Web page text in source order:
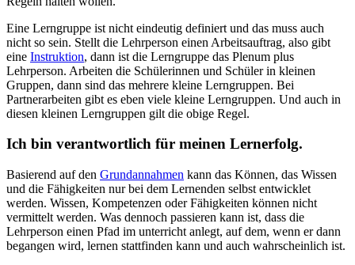
Eine Lerngruppe ist nicht eindeutig definiert und das muss auch
nicht so sein. Stellt die Lehrperson einen Arbeitsauftrag, also gibt
eine Instruktion, dann ist die Lerngruppe das Plenum plus
Lehrperson. Arbeiten die Schülerinnen und Schüler in kleinen
Gruppen, dann sind das mehrere kleine Lerngruppen. Bei
Partnerarbeiten gibt es eben viele kleine Lerngruppen. Und auch in
diesen kleinen Lerngruppen gilt die obige Regel.
Ich bin verantwortlich für meinen Lernerfolg.
Basierend auf den Grundannahmen kann das Können, das Wissen
und die Fähigkeiten nur bei dem Lernenden selbst entwicklet
werden. Wissen, Kompetenzen oder Fähigkeiten können nicht
vermittelt werden. Was dennoch passieren kann ist, dass die
Lehrperson einen Pfad im unterricht anlegt, auf dem, wenn er dann
begangen wird, lernen stattfinden kann und auch wahrscheinlich ist.